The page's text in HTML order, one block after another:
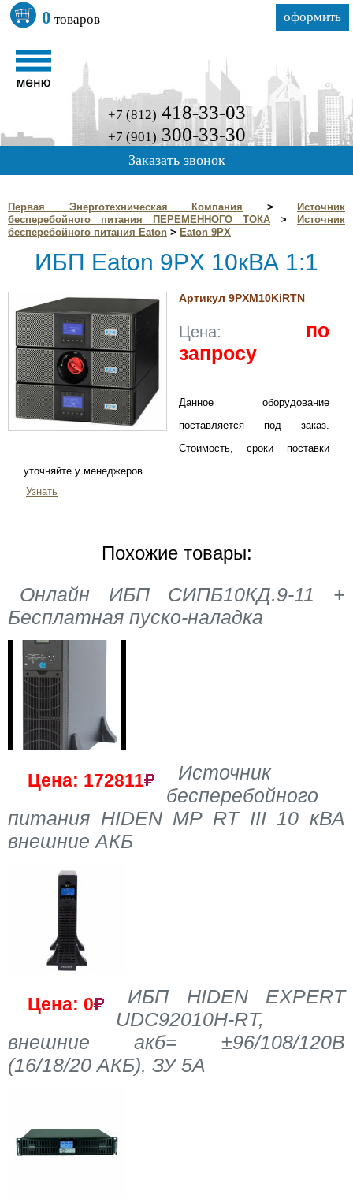
0 товаров оформить
+7 (812) 418-33-03
+7 (901) 300-33-30
Заказать звонок
Первая Энерготехническая Компания >
Источник
бесперебойного питания ПЕРЕМЕННОГО ТОКА >
Источник
бесперебойного питания Eaton > Eaton 9PX
ИБП Eaton 9PX 10кВА 1:1
Артикул 9PXM10KiRTN
Цена: по
запросу
Данное оборудование
поставляется под заказ.
Стоимость, сроки поставки
уточняйте у менеджеров
Узнать
Похожие товары:
Онлайн ИБП СИПБ10КД.9-11 +
Бесплатная пуско-наладка
Цена: 172811
Источник
бесперебойного
питания HIDEN MP RT III 10 кВА
внешние АКБ
Цена: 0
ИБП HIDEN EXPERT
UDC92010H-RT,
внешние акб= ±96/108/120В
(16/18/20 АКБ), ЗУ 5А